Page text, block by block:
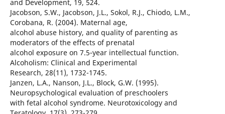
and Development, 19, 524.
Jacobson, S.W., Jacobson, J.L., Sokol, R.J., Chiodo, L.M.,
Corobana, R. (2004). Maternal age,
alcohol abuse history, and quality of parenting as
moderators of the effects of prenatal
alcohol exposure on 7.5-year intellectual function.
Alcoholism: Clinical and Experimental
Research, 28(11), 1732-1745.
Janzen, L.A., Nanson, J.L., Block, G.W. (1995).
Neuropsychological evaluation of preschoolers
with fetal alcohol syndrome. Neurotoxicology and